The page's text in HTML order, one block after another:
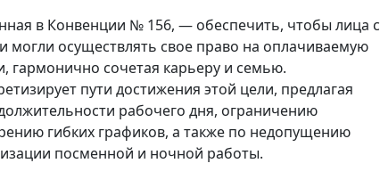
в Конвенции № 156, — обеспечить, чтобы лица с
могли осуществлять свое право на оплачиваемую
гармонично сочетая карьеру и семью.
пути достижения этой цели, предлагая
рабочего дня, ограничению
гибких графиков, а также по недопущению
посменной и ночной работы.